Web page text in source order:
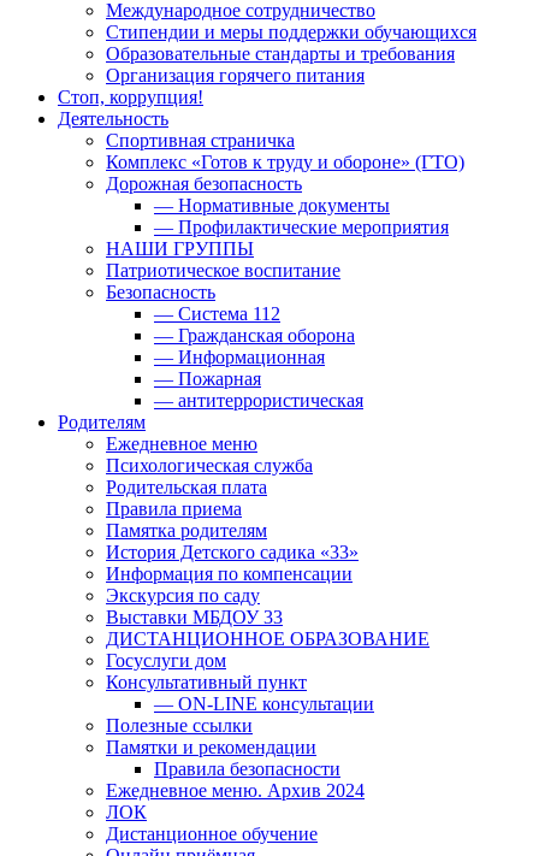
Международное сотрудничество
Стипендии и меры поддержки обучающихся
Образовательные стандарты и требования
Организация горячего питания
Стоп, коррупция!
Деятельность
Спортивная страничка
Комплекс «Готов к труду и обороне» (ГТО)
Дорожная безопасность
— Нормативные документы
— Профилактические мероприятия
НАШИ ГРУППЫ
Патриотическое воспитание
Безопасность
— Система 112
— Гражданская оборона
— Информационная
— Пожарная
— антитеррористическая
Родителям
Ежедневное меню
Психологическая служба
Родительская плата
Правила приема
Памятка родителям
История Детского садика «33»
Информация по компенсации
Экскурсия по саду
Выставки МБДОУ 33
ДИСТАНЦИОННОЕ ОБРАЗОВАНИЕ
Госуслуги дом
Консультативный пункт
— ON-LINE консультации
Полезные ссылки
Памятки и рекомендации
Правила безопасности
Ежедневное меню. Архив 2024
ЛОК
Дистанционное обучение